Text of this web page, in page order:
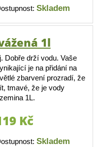
Skladem
1l
Dobře drží vodu. Vaše
je na přidání na
zbarvení prozradí, že
tmavé, že je vody
1L.
Kč
Skladem